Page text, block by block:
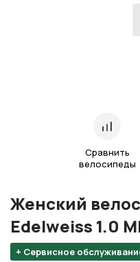
Сравнить
велосипеды
+ Сервисное
Женский
Edelweiss 1.0